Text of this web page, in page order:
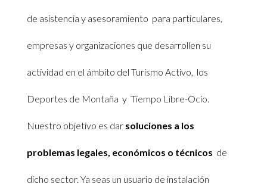
de asistencia y asesoramiento para particulares,
empresas y organizaciones que desarrollen su
actividad en el ámbito del Turismo Activo, los
Deportes de Montaña y Tiempo Libre-Ocio.
Nuestro objetivo es dar soluciones a los
problemas legales, económicos o técnicos de
dicho sector. Ya seas un usuario de instalación